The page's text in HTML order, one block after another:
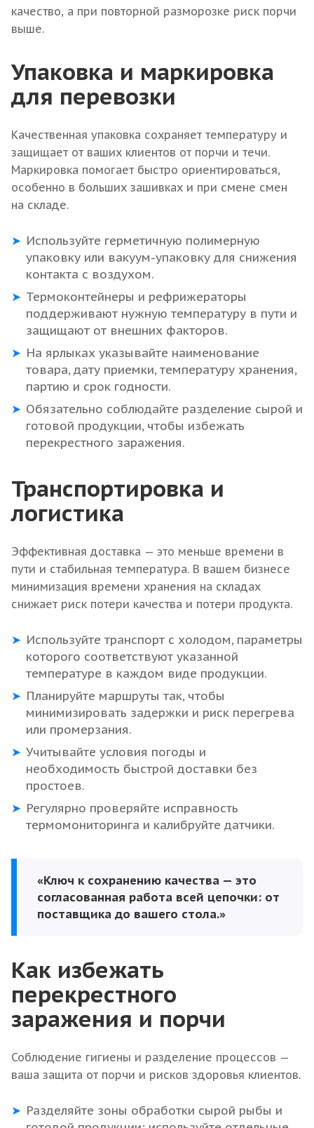
качество, а при повторной разморозке риск порчи
выше.
Упаковка и маркировка
для перевозки
Качественная упаковка сохраняет температуру и
защищает от ваших клиентов от порчи и течи.
Маркировка помогает быстро ориентироваться,
особенно в больших зашивках и при смене смен
на складе.
Используйте герметичную полимерную
упаковку или вакуум-упаковку для снижения
контакта с воздухом.
Термоконтейнеры и рефрижераторы
поддерживают нужную температуру в пути и
защищают от внешних факторов.
На ярлыках указывайте наименование
товара, дату приемки, температуру хранения,
партию и срок годности.
Обязательно соблюдайте разделение сырой и
готовой продукции, чтобы избежать
перекрестного заражения.
Транспортировка и
логистика
Эффективная доставка — это меньше времени в
пути и стабильная температура. В вашем бизнесе
минимизация времени хранения на складах
снижает риск потери качества и потери продукта.
Используйте транспорт с холодом, параметры
которого соответствуют указанной
температуре в каждом виде продукции.
Планируйте маршруты так, чтобы
минимизировать задержки и риск перегрева
или промерзания.
Учитывайте условия погоды и
необходимость быстрой доставки без
простоев.
Регулярно проверяйте исправность
термомониторинга и калибруйте датчики.
«Ключ к сохранению качества — это
согласованная работа всей цепочки: от
поставщика до вашего стола.»
Как избежать
перекрестного
заражения и порчи
Соблюдение гигиены и разделение процессов —
ваша защита от порчи и рисков здоровья клиентов.
Разделяйте зоны обработки сырой рыбы и